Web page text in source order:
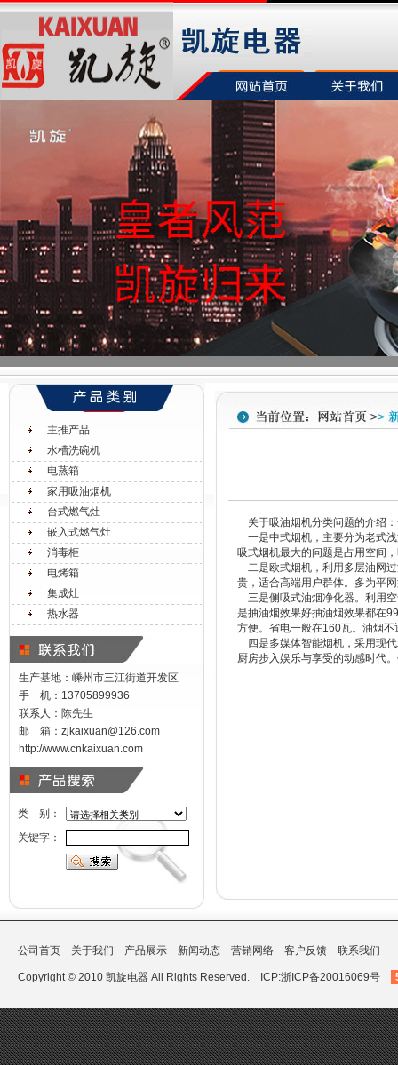
主推产品
水槽洗碗机
电蒸箱
家用吸油烟机
台式燃气灶
嵌入式燃气灶
消毒柜
电烤箱
集成灶
热水器
生产基地：嵊州市三江街道开发区
手 机：13705899936
联系人：陈先生
邮 箱： zjkaixuan@126.com
http://www.cnkaixuan.com
类 别：
关键字：
关于吸油烟机分类问题的介绍
一是中式烟机，主要分为老式
吸式烟机最大的问题是占用空间
二是欧式烟机，利用多层油网
贵，适合高端用户群体。多为平
三是侧吸式油烟净化器。利用
是抽油烟效果好抽油烟效果都在
方便。省电一般在160瓦。油烟
四是多媒体智能烟机，采用现
厨房步入娱乐与享受的动感时代
公司首页 关于我们 产品展示 新闻动态 营销网络 客户反馈 联系我们
Copyright © 2010 凯旋电器 All Rights Reserved. ICP:浙ICP备20016069号